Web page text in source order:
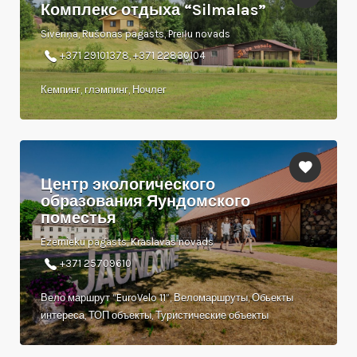
Комплекс отдыха “Silmalas”
Siveriņa, Rušonas pagasts, Preiļu novads
+371 29101378, +371 22830104
Кемпинг, глэмпинг, Ночлег
Центр экологического
образования Яундомского
поместья
Ezernieku pagasts, Kraslavas novads
+371 25709610
Вело маршрут “EuroVelo 11”, Веломаршруты, Обьекты
интереса, ТОП объекты, Туристические объекты